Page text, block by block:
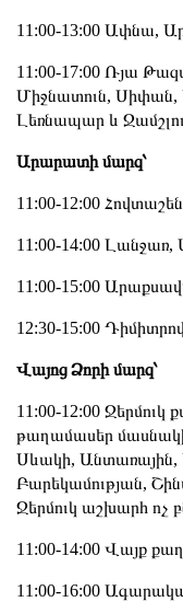
11:00-13:00 Ափնա,
11:00-17:00 Ռյա
Միջնատուն, Սիփան,
Լեռնապար և Ջամշլու
Արարատի մարզ՝
11:00-12:00
11:00-14:00 Լանջառ,
11:00-15:00
12:30-15:00
Վայոց Ձորի մարզ՝
11:00-12:00
թաղամասեր
Սևակի, Անտառային,
Բարեկամության,
Ջերմուկ աշխարհ ոչ
11:00-14:00 Վայք
11:00-16:00